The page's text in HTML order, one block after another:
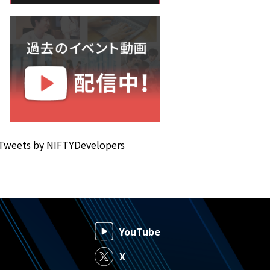
by NIFTYDevelopers
YouTube
X